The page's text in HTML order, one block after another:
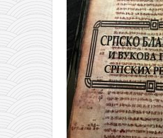
пасаи
темашивари
кобудо
нунчаку
бо
тонфа